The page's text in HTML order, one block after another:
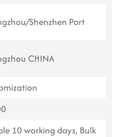
Shenzhen Port
CHINA
10 working days, Bulk